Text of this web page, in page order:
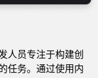
人员专注于构建创
任务。通过使用内